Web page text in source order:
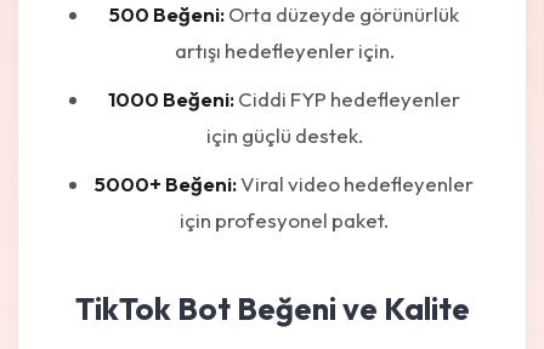
500 Beğeni:Orta düzeyde görünürlük
artışı hedefleyenler için.
1000 Beğeni:Ciddi FYP hedefleyenler
için güçlü destek.
5000+ Beğeni:Viral video hedefleyenler
için profesyonel paket.
TikTok Bot Beğeni ve Kalite